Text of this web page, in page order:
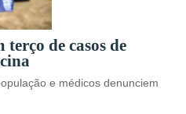
de casos de
e médicos denunciem